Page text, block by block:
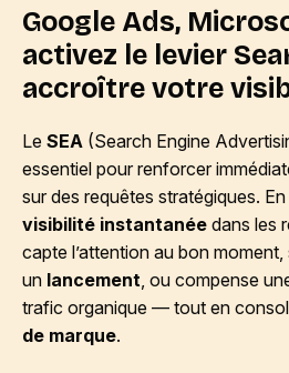
Google Ads,
activez le levier
accroître votre
Le SEA (Search Engine
essentiel pour renforcer
sur des requêtes stratégiques.
visibilité instantanée dans les
capte l’attention au bon
un lancement , ou compense
trafic organique — tout en
de marque.